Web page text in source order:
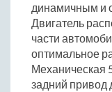
динамичным и
Двигатель
части
оптимальное
Механическая
задний привод